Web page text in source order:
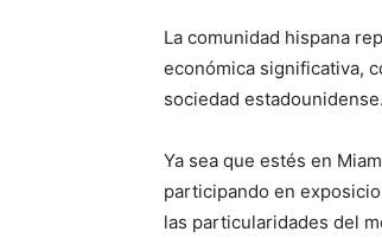
La comunidad hispana
económica significativa,
sociedad
Ya sea que estés en
participando en
las particularidades del